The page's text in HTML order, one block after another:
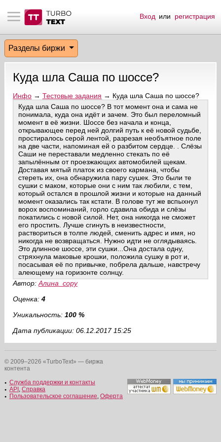
материалы
биржи
пользователи
эфир
на сайте
пользователей
сообщения
по форуму
Вход или регистрация
Разделы биржи
Куда шла Саша по шоссе?
Инфо→ Тестовые задания → Куда шла Саша по шоссе?
Куда шла Саша по шоссе? В тот момент она и сама не
понимала, куда она идёт и зачем. Это был переломный
момент в её жизни. Шоссе без начала и конца,
открывающее перед ней долгий путь к её новой судьбе,
простиралось серой лентой, разрезая необъятное поле
на две части, напоминая ей о разбитом сердце. . Слёзы
Саши не переставали медленно стекать по её
запылённым от проезжающих автомобилей щекам.
Доставая мятый платок из своего кармана, чтобы
стереть их, она обнаружила пару сушек. Это были те
сушки с маком, которые они с ним так любили, с тем,
который остался в прошлой жизни и которые на данный
момент оказались так кстати. В голове тут же вспыхнул
ворох воспоминаний, горло сдавила обида и слёзы
покатились с новой силой. Нет, она никогда не сможет
его простить. Лучше сгинуть в неизвестности,
раствориться в толпе людей, сменить адрес и имя, но
никогда не возвращаться. Нужно идти не оглядываясь.
Это длинное шоссе, эти сушки...Она достала одну,
стряхнула маковые крошки, положила сушку в рот и,
посасывая её по привычке, побрела дальше, навстречу
алеющему на горизонте солнцу.
Автор: Алина_copy
Оценка: 4
Уникальность: 100 %
Дата публикации: 06.12.2017 15:25
© 2009–2026 «TurboText» — биржа
контента
Служба поддержки и контакты
API , Справка
Пользовательское соглашение, Оферта